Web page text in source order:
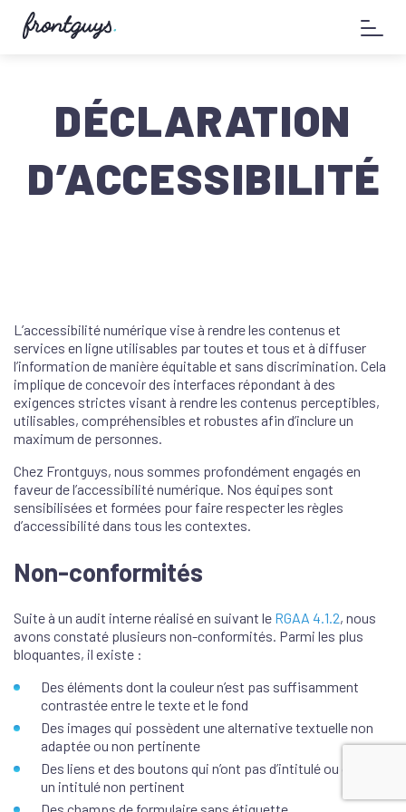
contenu
58
bis
ChauséeDÉCLARATION
D’ACCESSIBILITÉ
L’accessibilité numérique vise à rendre les contenus et
services en ligne utilisables par toutes et tous et à diffuser
l’information de manière équitable et sans discrimination. Cela
implique de concevoir des interfaces répondant à des
exigences strictes visant à rendre les contenus perceptibles,
utilisables, compréhensibles et robustes afin d’inclure un
maximum de personnes.
Chez Frontguys, nous sommes profondément engagés en
faveur de l’accessibilité numérique. Nos équipes sont
sensibilisées et formées pour faire respecter les règles
d’accessibilité dans tous les contextes.
Non-conformités
Suite à un audit interne réalisé en suivant le RGAA 4.1.2, nous
avons constaté plusieurs non-conformités. Parmi les plus
bloquantes, il existe :
Des éléments dont la couleur n’est pas suffisamment
contrastée entre le texte et le fond
Des images qui possèdent une alternative textuelle non
adaptée ou non pertinente
Des liens et des boutons qui n’ont pas d’intitulé ou qui ont
un intitulé non pertinent